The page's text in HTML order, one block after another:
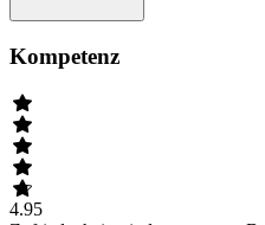
Kompetenz
4.95